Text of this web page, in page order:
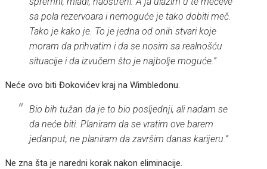
sa pola rezervoara i nemoguće je tako dobiti meč.
Tako je kako je. To je jedna od onih stvari koje
moram da prihvatim i da se nosim sa realnošću
situacije i da izvučem što je najbolje moguće.”
Neće ovo biti Đokovićev kraj na Wimbledonu.
Bio bih tužan da je to bio posljednji, ali nadam se
da neće biti. Planiram da se vratim ove barem
jedanput, ne planiram da završim danas karijeru.”
Ne zna šta je naredni korak nakon eliminacije.